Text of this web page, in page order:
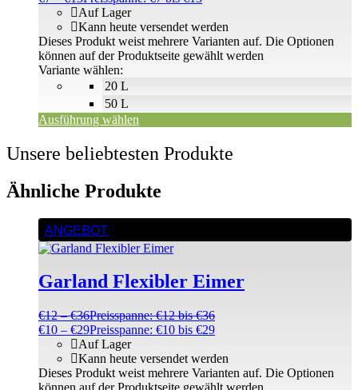
20 L
50 L
Auf Lager
Kann heute versendet werden
Variante wählen:
Ausführung wählen
Dieses Produkt weist mehrere Varianten auf. Die Optionen
können auf der Produktseite gewählt werden
Unsere beliebtesten Produkte
Ähnliche Produkte
ANGEBOT
Garland Flexibler Eimer
€12 –€36Preisspanne: €12 bis €36
€10 – €29Preisspanne: €10 bis €29
Auf Lager
Kann heute versendet werden
Dieses Produkt weist mehrere Varianten auf. Die Optionen